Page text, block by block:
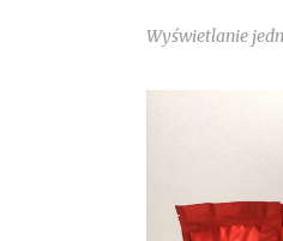
Wyświetlanie